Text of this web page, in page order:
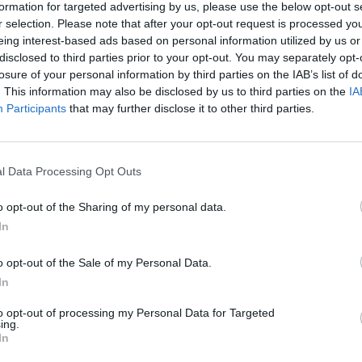
for targeted advertising by us, please use the below opt-out
selection. Please note that after your opt-out request is processed
interest-based ads based on personal information utilized by us
to third parties prior to your opt-out. You may separately
of your personal information by third parties on the IAB’s list of
This information may also be disclosed by us to third parties on the
Participants that may further disclose it to other third parties.
Data Processing Opt Outs
opt-out of the Sharing of my personal data.
opt-out of the Sale of my Personal Data.
opt-out of processing my Personal Data for Targeted
της αστυνομικής ταυτότητας.
σε σωματείο ΑμεΑ, απόκομμα
επιτροπής κ.ά.).
την αίτηση και τα δικαιολογητικά
09:00 έως 15:00) μέχρι τις 21.2.2014 είτε
επιστολή στην ακόλουθη διεύθυνση της
Ηλιούπολη, 2ος όροφος, υπ’ όψιν:
μπορούν να απευθύνονται στην κ
έως Παρασκευή, ώρες 10:00π.μ.